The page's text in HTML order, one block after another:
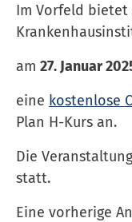
Im Vorfeld bietet
am 27. Januar
eine kostenlose
Plan H-Kurs an.
Die
statt.
Eine vorherige